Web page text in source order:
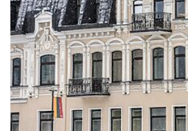
pėsčiųjų taką. Šis takas jau
miesto pėsčiųjų takų plėtros
šiais metais iš savivaldybės
200 000 eurų.
Aktualios naujienos